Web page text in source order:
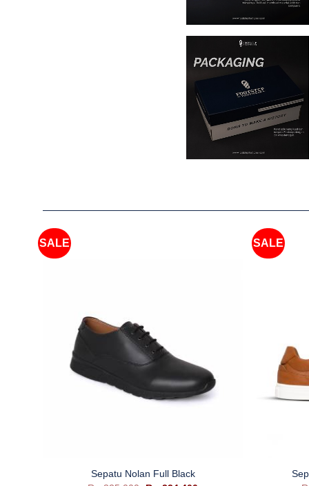
SALE
Sepatu Nolan Full Black
SALE